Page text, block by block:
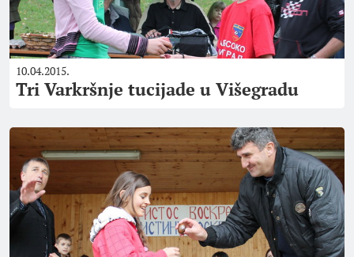
10.04.2015.
Tri Varkršnje tucijade u Višegradu